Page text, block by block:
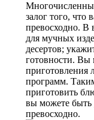
залог того, что
превосходно. В
для мучных
десертов;
готовности. Вы
программ.
приготовить
вы можете быть
превосходно.